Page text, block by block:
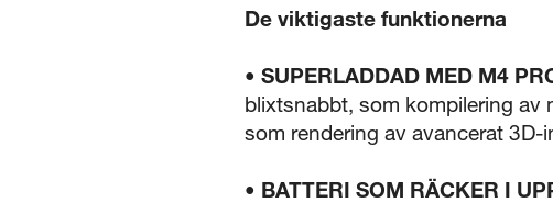
De viktigaste funktionerna
• SUPERLADDAD MED M4
blixtsnabbt, som kompilering av
som rendering av avancerat 3D-
• BATTERI SOM RÄCKER I